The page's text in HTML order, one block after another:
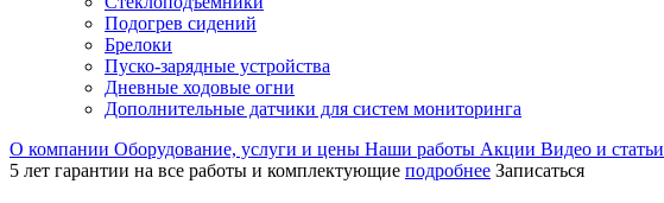
Подогрев сидений
Брелоки
Пуско-зарядные устройства
Дневные ходовые огни
Дополнительные датчики для систем мониторинга
О компании Оборудование, услуги и цены Наши работы Акции Видео и статьи
5 лет гарантии на все работы и комплектующие подробнее Записаться